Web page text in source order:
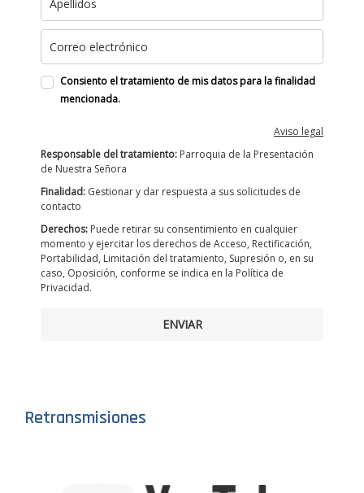
Consiento el tratamiento de mis datos para la finalidad
mencionada.
Aviso legal
Responsable del tratamiento: Parroquia de la Presentación
de Nuestra Señora
Finalidad: Gestionar y dar respuesta a sus solicitudes de
contacto
Derechos: Puede retirar su consentimiento en cualquier
momento y ejercitar los derechos de Acceso, Rectificación,
Portabilidad, Limitación del tratamiento, Supresión o, en su
caso, Oposición, conforme se indica en la Política de
Privacidad.
ENVIAR
Retransmisiones